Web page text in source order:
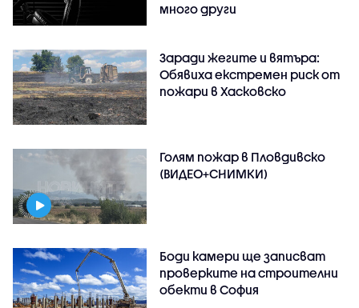
много други
Заради жегите и вятъра:
Обявиха екстремен риск от
пожари в Хасковско
Голям пожар в Пловдивско
(ВИДЕО+СНИМКИ)
Боди камери ще записват
проверките на строителни
обекти в София